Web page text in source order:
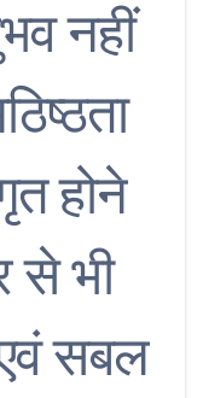
नहीं
होने
से भी
सबल